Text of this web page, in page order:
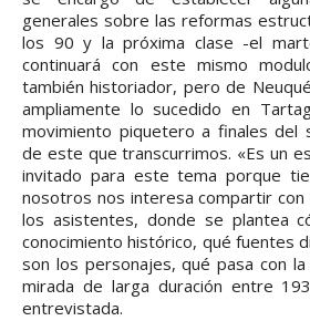
generales sobre las reformas
los 90 y la próxima clase -el
continuará con este mismo
también historiador, pero de
ampliamente lo sucedido en
movimiento piquetero a finales del
de este que transcurrimos. «Es un
invitado para este tema porque
nosotros nos interesa compartir
los asistentes, donde se plantea
conocimiento histórico, qué fuentes
son los personajes, qué pasa con
mirada de larga duración entre
entrevistada.